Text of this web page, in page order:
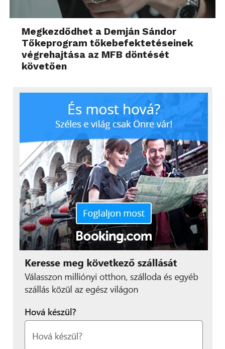
Megkezdődhet a Demján Sándor
Tőkeprogram tőkebefektetéseinek
végrehajtása az MFB döntését
követően